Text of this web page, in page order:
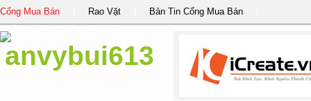
Cổng Mua Bán Rao Vặt Bản Tin Cổng Mua Bán